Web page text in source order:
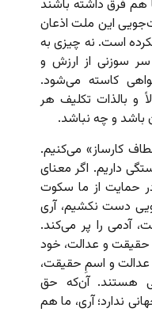
فرق داشته باشند
این ملت اذعان
است. نه چیزی به
سوزنی از ارزش و
کاسته می‌شود.
و بالذات تکلیف هر
باشد و چه نباشد.
کارساز» می‌کنیم.
داریم. اگر معنای
حمایت از ما سکوت
دست نکشیم، آری
آدمی را پر می‌کند.
حقیقت و عدالت، خود
عدالت و اسمِ حقیقت،
هستند. آن‌که حق
ندارد؛ آری، ما هم